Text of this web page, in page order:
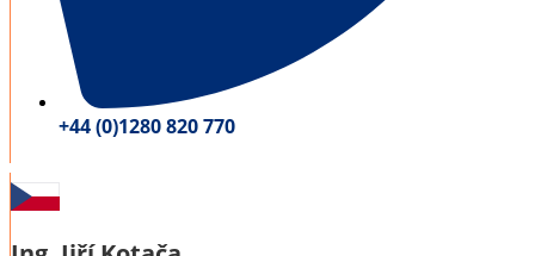
+44 (0)1280 820 770